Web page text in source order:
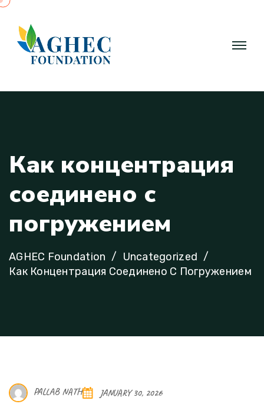
Как концентрация
соединено с
погружением
AGHEC Foundation
Uncategorized
Как Концентрация Соединено С Погружением
PALLAB NATH JANUARY 30, 2026